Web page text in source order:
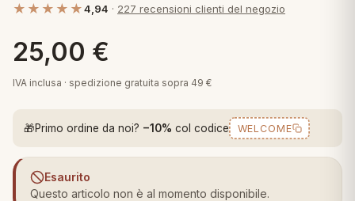
arredo
per cuscini
Step
in fibra
in piuma d'oca
in piuma
Tappeti Cartoons
Trapuntini Cartoons
★★★★★4,94 · 227 recensioni clienti del negozio
25,00 €
IVA inclusa · spedizione gratuita sopra 49 €
🎁Primo ordine da noi? −10% col codice WELCOME
Esaurito
Questo articolo non è al momento disponibile.